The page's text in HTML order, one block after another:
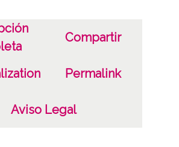
Compartir
Permalink
Aviso Legal